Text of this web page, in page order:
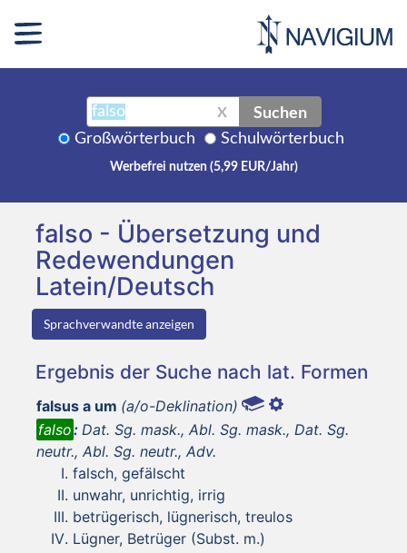
X Suchen
Großwörterbuch Schulwörterbuch
Werbefrei nutzen (5,99 EUR/Jahr)
falso - Übersetzung und
Redewendungen
Latein/Deutsch
Sprachverwandte anzeigen
Ergebnis der Suche nach lat. Formen
falsus a um (a/o-Deklination)
falso: Dat. Sg. mask., Abl. Sg. mask., Dat. Sg.
neutr., Abl. Sg. neutr., Adv.
falsch, gefälscht
unwahr, unrichtig, irrig
betrügerisch, lügnerisch, treulos
Lügner, Betrüger (Subst. m.)